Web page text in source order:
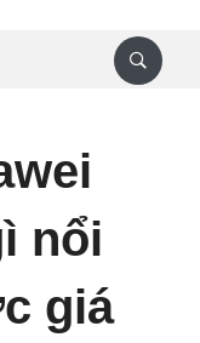
nổi
giá